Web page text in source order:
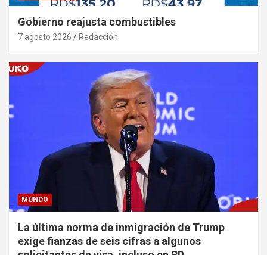
Gobierno reajusta combustibles
7 agosto 2026 Redacción
MUNDO
La última norma de inmigración de Trump
exige fianzas de seis cifras a algunos